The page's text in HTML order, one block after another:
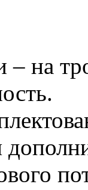
– на